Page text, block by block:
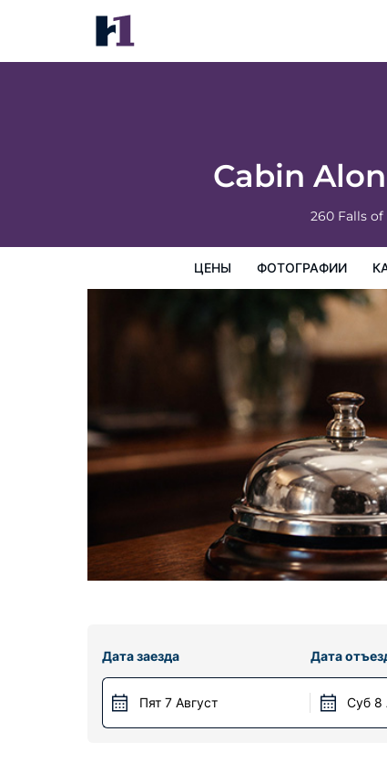
Cabin
260 Falls of
ЦЕНЫ ФОТОГРАФИИ
Cabin Along Rough River! Views, Fire
цены
Дата заезда
Пят 7 Август
Дата
Суб 8